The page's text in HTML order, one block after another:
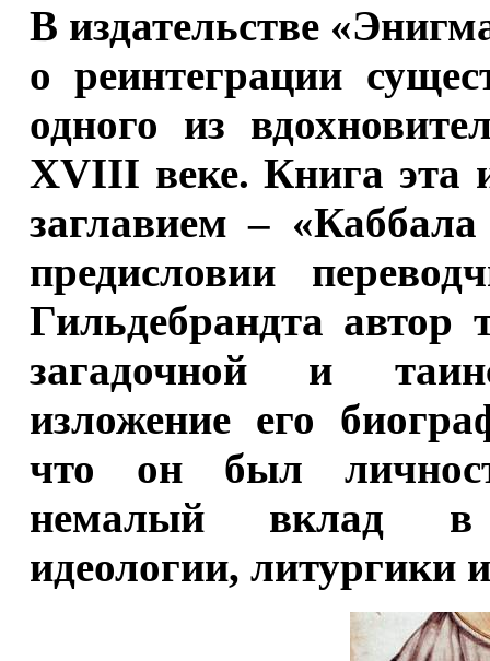
В издательстве
о реинтеграции
одного из
XVIII веке. Книга эта
заглавием –
предисловии
Гильдебрандта автор
загадочной и
изложение его
что он был
немалый вклад в
идеологии, литургики